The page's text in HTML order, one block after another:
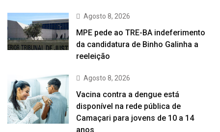
Agosto 8, 2026
MPE pede ao TRE-BA indeferimento
da candidatura de Binho Galinha a
reeleição
Agosto 8, 2026
Vacina contra a dengue está
disponível na rede pública de
Camaçari para jovens de 10 a 14
anos